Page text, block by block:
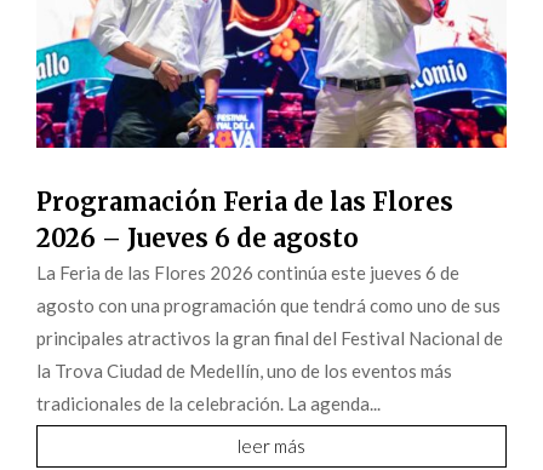
Programación Feria de las Flores
2026 – Jueves 6 de agosto
La Feria de las Flores 2026 continúa este jueves 6 de
agosto con una programación que tendrá como uno de sus
principales atractivos la gran final del Festival Nacional de
la Trova Ciudad de Medellín, uno de los eventos más
tradicionales de la celebración. La agenda...
leer más